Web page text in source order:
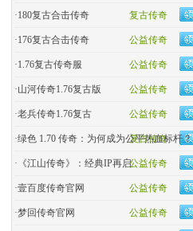
复古传奇
·180复古合击传奇
公益传奇
·176复古合击传奇
公益传奇
·1.76复古传奇服
公益传奇
·山河传奇1.76复古版
公益传奇
·老兵传奇1.76复古
复古传奇
·绿色 1.70 传奇：为何成为公平热血标杆？
公益传奇
· 《江山传奇》：经典IP再启
公益传奇
·壹百度传奇官网
公益传奇
·梦回传奇官网